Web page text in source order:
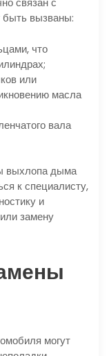
быть вызваны:
что
или
масла
вала
выхлопа дыма
к специалисту,
и
замену
могут